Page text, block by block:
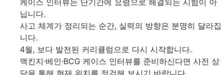
닙니다.
사고 체계가 정리되는 순간, 실력의 방향은 분명히 달라집
니다.
4월, 보다 발전된 커리큘럼으로 다시 시작합니다.
맥킨지·베인·BCG 케이스 인터뷰를 준비하신다면 사전 상
담을 통해 현재 위치를 점검해 보시기 바랍니다.